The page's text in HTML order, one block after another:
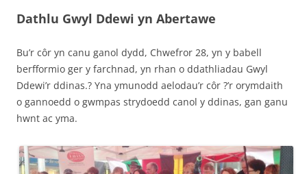
Dathlu Gwyl Ddewi yn Abertawe
Bu’r côr yn canu ganol dydd, Chwefror 28, yn y babell
berfformio ger y farchnad, yn rhan o ddathliadau Gwyl
Ddewi’r ddinas.? Yna ymunodd aelodau’r côr ?’r orymdaith
o gannoedd o gwmpas strydoedd canol y ddinas, gan ganu
hwnt ac yma.